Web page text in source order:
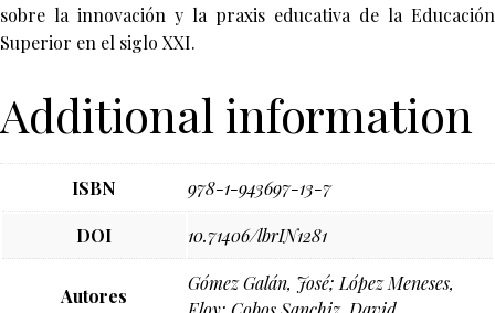
sobre la innovación y la praxis educativa de la Educación
Superior en el siglo XXI.
Additional information
ISBN 978-1-943697-13-7
DOI 10.71406/lbrIN1281
Autores
Gómez Galán, José; López Meneses,